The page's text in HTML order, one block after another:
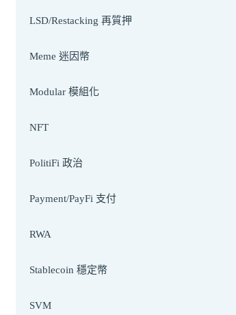
LSD/Restacking 再質押
Meme 迷因幣
Modular 模組化
NFT
PolitiFi 政治
Payment/PayFi 支付
RWA
Stablecoin 穩定幣
SVM